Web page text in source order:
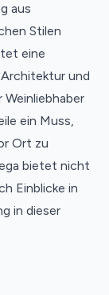
aus
Stilen
eine
und
ein Muss,
Ort zu
bietet nicht
Einblicke in
in dieser